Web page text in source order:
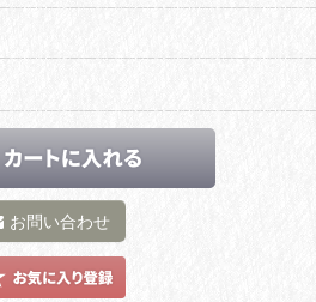
お問い合わせ